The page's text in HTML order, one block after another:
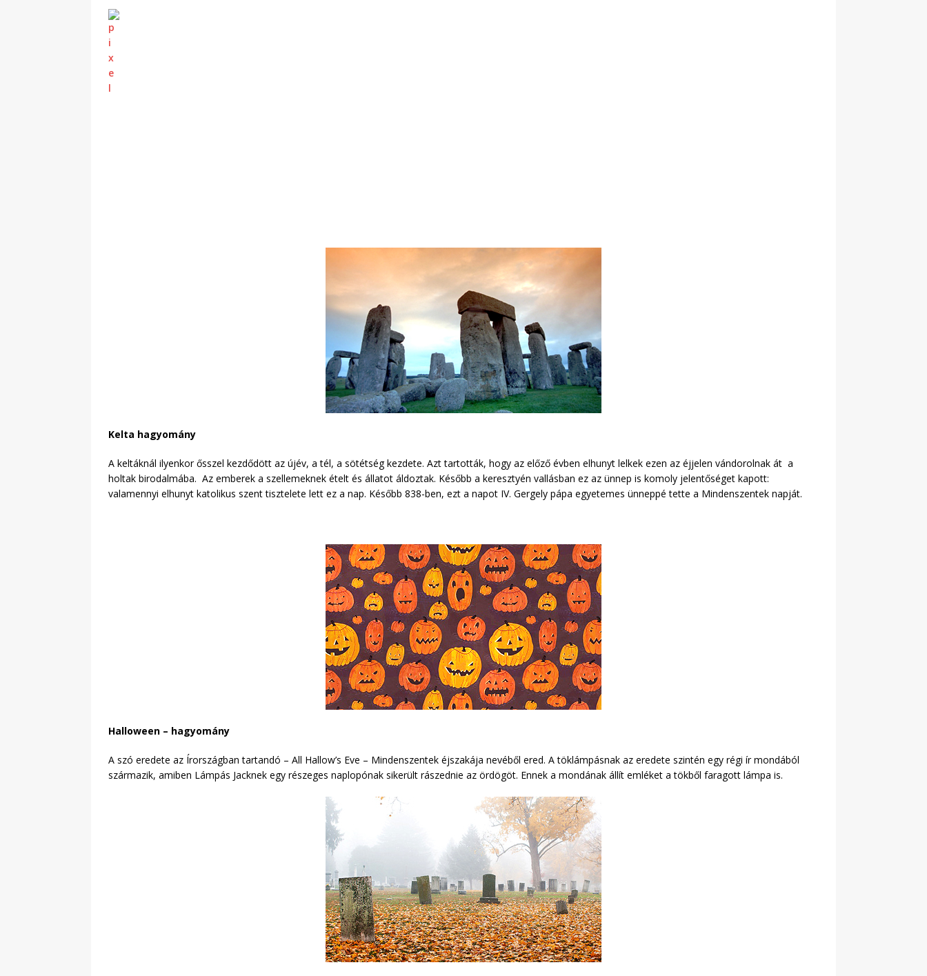
Kelta hagyomány
A keltáknál ilyenkor ősszel kezdődött az újév, a tél, a sötétség kezdete. Azt tartották, hogy az előző évben elhunyt lelkek ezen az éjjelen vándorolnak át a
holtak birodalmába. Az emberek a szellemeknek ételt és állatot áldoztak. Később a keresztyén vallásban ez az ünnep is komoly jelentőséget kapott:
valamennyi elhunyt katolikus szent tisztelete lett ez a nap. Később 838-ben, ezt a napot IV. Gergely pápa egyetemes ünneppé tette a Mindenszentek napját.
Halloween – hagyomány
A szó eredete az Írországban tartandó – All Hallow’s Eve – Mindenszentek éjszakája nevéből ered. A töklámpásnak az eredete szintén egy régi ír mondából
származik, amiben Lámpás Jacknek egy részeges naplopónak sikerült rászednie az ördögöt. Ennek a mondának állít emléket a tökből faragott lámpa is.